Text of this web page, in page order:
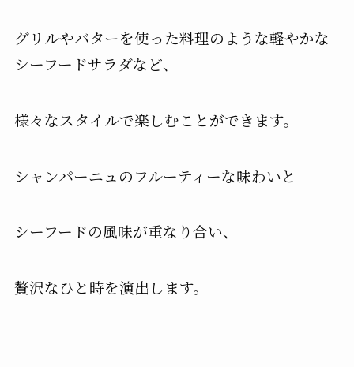
グリルやバターを使った料理のような軽やかな
シーフードサラダなど、
様々なスタイルで楽しむことができます。
シャンパーニュのフルーティーな味わいと
シーフードの風味が重なり合い、
贅沢なひと時を演出します。